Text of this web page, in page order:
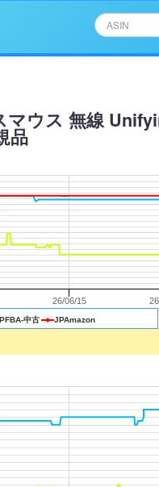
マウス 無線
品
中古 JPAmazon
26/06/15